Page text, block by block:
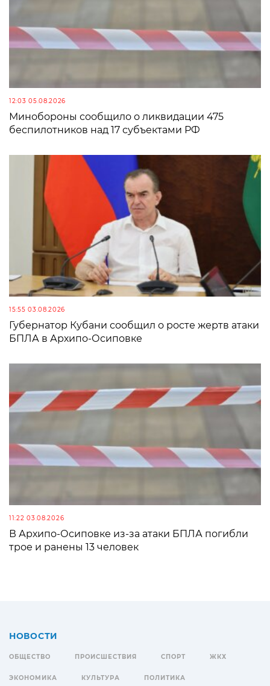
12:03 05.08.2026
Минобороны сообщило о ликвидации 475
беспилотников над 17 субъектами РФ
15:55 03.08.2026
Губернатор Кубани сообщил о росте жертв атаки
БПЛА в Архипо-Осиповке
11:22 03.08.2026
В Архипо-Осиповке из-за атаки БПЛА погибли
трое и ранены 13 человек
НОВОСТИ
ОБЩЕСТВО ПРОИСШЕСТВИЯ СПОРТ ЖКХ
ЭКОНОМИКА КУЛЬТУРА ПОЛИТИКА